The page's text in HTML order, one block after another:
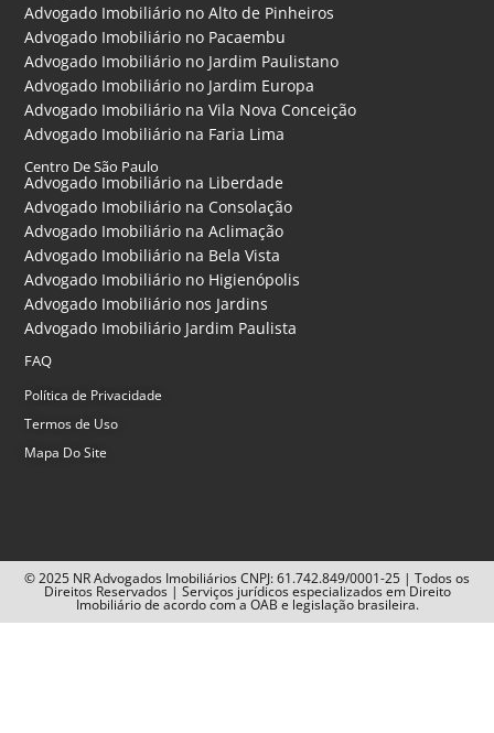
Advogado Imobiliário no Alto de Pinheiros
Advogado Imobiliário no Pacaembu
Advogado Imobiliário no Jardim Paulistano
Advogado Imobiliário no Jardim Europa
Advogado Imobiliário na Vila Nova Conceição
Advogado Imobiliário na Faria Lima
Centro De São Paulo
Advogado Imobiliário na Liberdade
Advogado Imobiliário na Consolação
Advogado Imobiliário na Aclimação
Advogado Imobiliário na Bela Vista
Advogado Imobiliário no Higienópolis
Advogado Imobiliário nos Jardins
Advogado Imobiliário Jardim Paulista
FAQ
Política de Privacidade
Termos de Uso
Mapa Do Site
© 2025 NR Advogados Imobiliários CNPJ: 61.742.849/0001-25 | Todos os
Direitos Reservados | Serviços jurídicos especializados em Direito
Imobiliário de acordo com a OAB e legislação brasileira.